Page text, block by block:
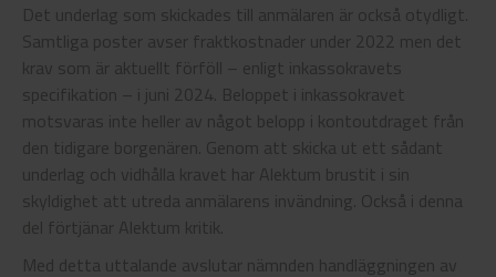
Det underlag som skickades till anmälaren är också otydligt.
Samtliga poster avser fraktkostnader under 2022 men det
krav som är aktuellt förföll – enligt inkassokravets
specifikation – i juni 2024. Beloppet i inkassokravet
motsvaras inte heller av något belopp i kontoutdraget från
den tidigare borgenären. Genom att skicka ut ett sådant
underlag och vidhålla kravet har Alektum brustit i sin
skyldighet att utreda anmälarens invändning. Också i denna
del förtjänar Alektum kritik.
Med detta uttalande avslutar nämnden handläggningen av